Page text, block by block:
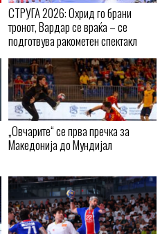
СТРУГА 2026: Охрид го брани
тронот, Вардар се враќа – се
подготвува ракометен спектакл
„Овчарите“ се прва пречка за
Македонија до Мундијал